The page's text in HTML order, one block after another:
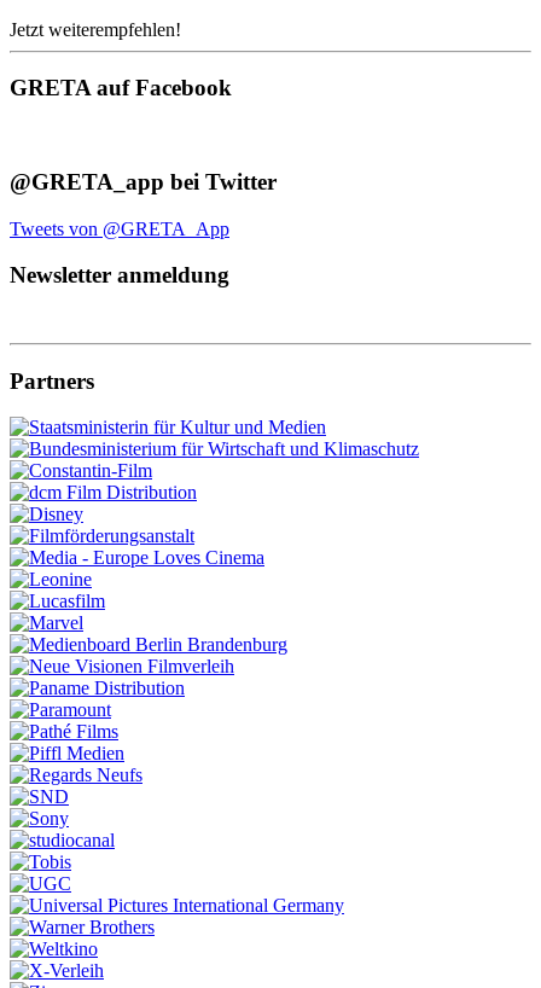
Jetzt weiterempfehlen!
GRETA auf Facebook
@GRETA_app bei Twitter
Tweets von @GRETA_App
Newsletter anmeldung
Partners